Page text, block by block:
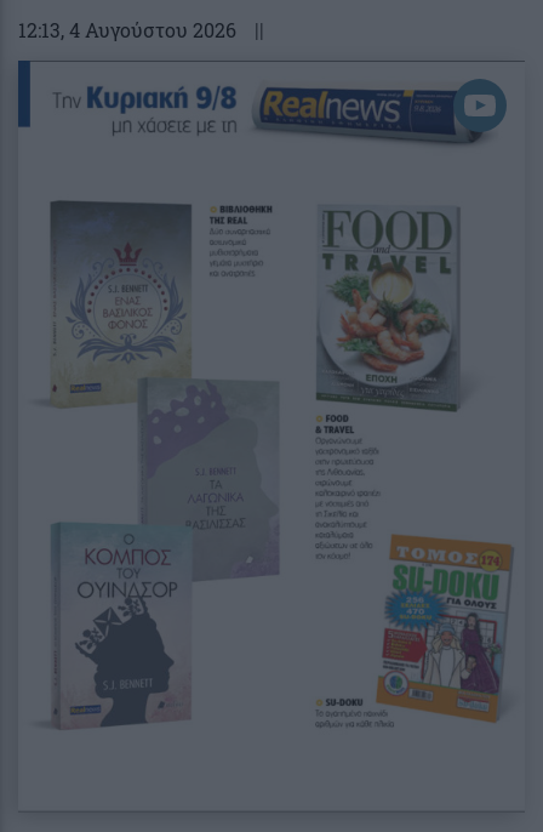
12:13, 4 Αυγούστου 2026 ||